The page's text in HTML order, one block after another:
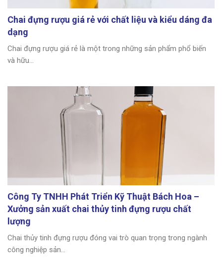
Chai đựng rượu giá rẻ với chất liệu và kiểu dáng đa
dạng
Chai đựng rượu giá rẻ là một trong những sản phẩm phổ biến
và hữu...
Công Ty TNHH Phát Triển Kỹ Thuật Bách Hoa –
Xưởng sản xuất chai thủy tinh đựng rượu chất
lượng
Chai thủy tinh đựng rượu đóng vai trò quan trọng trong ngành
công nghiệp sản...